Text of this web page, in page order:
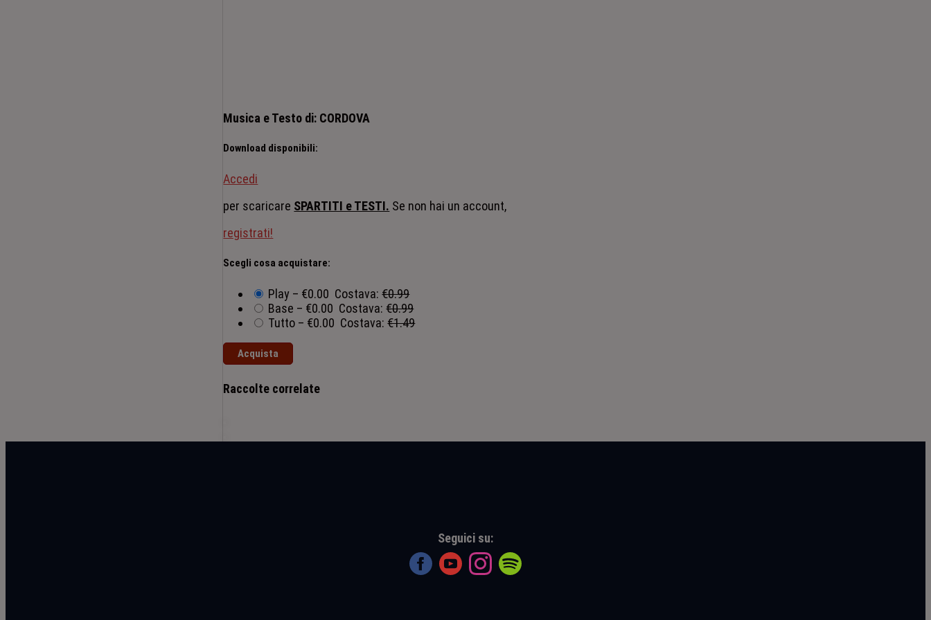
Musica e Testo di: CORDOVA
Download disponibili:
Accedi
per scaricare SPARTITI e TESTI. Se non hai un account,
registrati!
Scegli cosa acquistare:
Play – €0.00 Costava:€0.99
Base – €0.00 Costava:€0.99
Tutto – €0.00 Costava:€1.49
Acquista
Raccolte correlate
Seguici su: